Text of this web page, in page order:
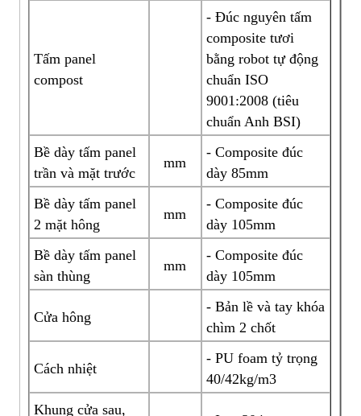
Tấm panel
compost
- Đúc nguyên tấm
composite tươi
bằng robot tự động
chuẩn ISO
9001:2008 (tiêu
chuẩn Anh BSI)
Bề dày tấm panel
trần và mặt trước
mm
- Composite đúc
dày 85mm
Bề dày tấm panel
2 mặt hông
mm
- Composite đúc
dày 105mm
Bề dày tấm panel
sàn thùng
mm
- Composite đúc
dày 105mm
Cửa hông
- Bản lề và tay khóa
chìm 2 chốt
Cách nhiệt
- PU foam tỷ trọng
40/42kg/m3
Khung cửa sau,